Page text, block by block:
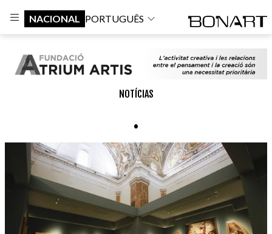
NACIONAL PORTUGUÊS
NOTÍCIAS
.